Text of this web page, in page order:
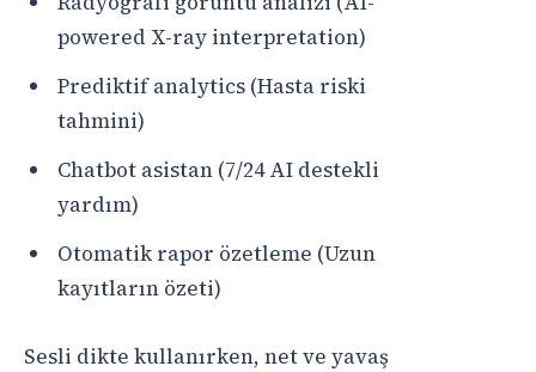
powered X-ray interpretation)
Prediktif analytics (Hasta riski
tahmini)
Chatbot asistan (7/24 AI destekli
yardım)
Otomatik rapor özetleme (Uzun
kayıtların özeti)
Sesli dikte kullanırken, net ve yavaş